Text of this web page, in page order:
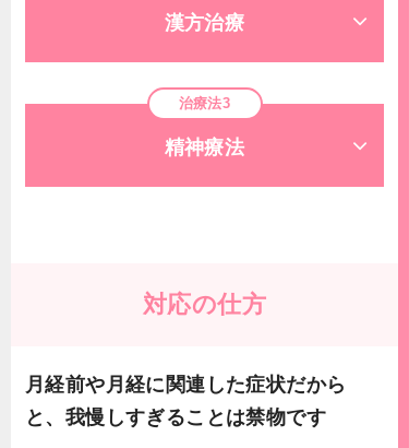
漢方治療
治療法3
精神療法
対応の仕方
月経前や月経に関連した症状だから
と、我慢しすぎることは禁物です